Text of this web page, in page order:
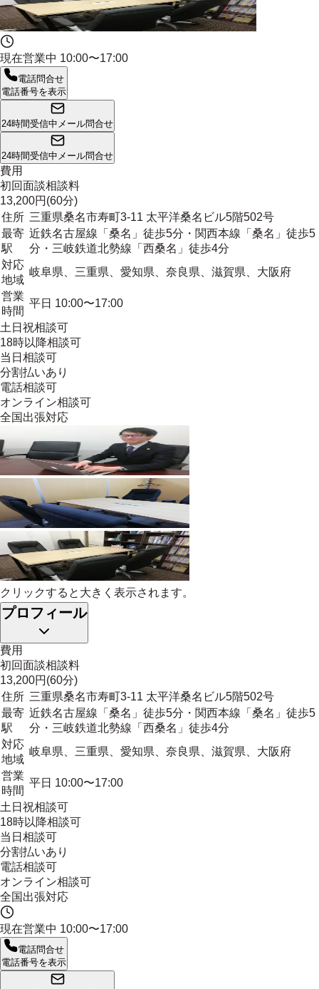
現在営業中 10:00〜17:00
電話問合せ
電話番号を表示
24時間受信中 メール問合せ
24時間受信中 メール問合せ
費用
初回面談相談料
13,200円(60分)
住所 三重県桑名市寿町3-11 太平洋桑名ビル5階502号
最寄
駅
近鉄名古屋線「桑名」徒歩5分・関西本線「桑名」徒歩5
分・三岐鉄道北勢線「西桑名」徒歩4分
対応
地域
岐阜県、三重県、愛知県、奈良県、滋賀県、大阪府
営業
時間
平日 10:00〜17:00
土日祝相談可
18時以降相談可
当日相談可
分割払いあり
電話相談可
オンライン相談可
全国出張対応
クリックすると大きく表示されます。
プロフィール
費用
初回面談相談料
13,200円(60分)
住所 三重県桑名市寿町3-11 太平洋桑名ビル5階502号
最寄
駅
近鉄名古屋線「桑名」徒歩5分・関西本線「桑名」徒歩5
分・三岐鉄道北勢線「西桑名」徒歩4分
対応
地域
岐阜県、三重県、愛知県、奈良県、滋賀県、大阪府
営業
時間
平日 10:00〜17:00
土日祝相談可
18時以降相談可
当日相談可
分割払いあり
電話相談可
オンライン相談可
全国出張対応
現在営業中 10:00〜17:00
電話問合せ
電話番号を表示